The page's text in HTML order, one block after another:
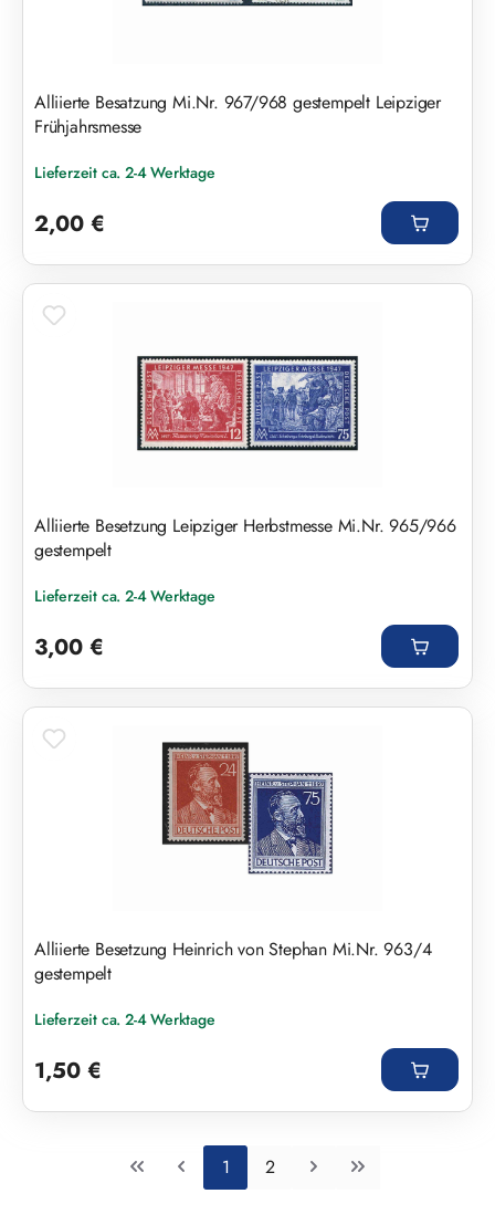
Alliierte Besatzung Mi.Nr. 967/968 gestempelt Leipziger
Frühjahrsmesse
Lieferzeit ca. 2-4 Werktage
2,00 €
Alliierte Besetzung Leipziger Herbstmesse Mi.Nr. 965/966
gestempelt
Lieferzeit ca. 2-4 Werktage
3,00 €
Alliierte Besetzung Heinrich von Stephan Mi.Nr. 963/4
gestempelt
Lieferzeit ca. 2-4 Werktage
1,50 €
Seite
1 Seite
2